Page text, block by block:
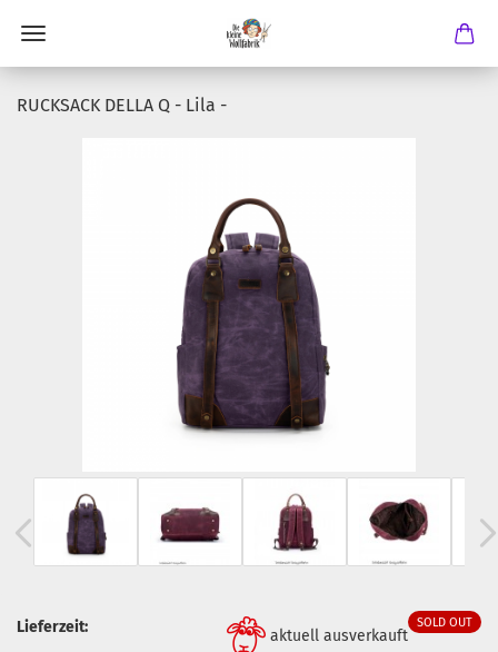
RUCKSACK DELLA Q - Lila -
SOLD OUT
Lieferzeit: aktuell ausverkauft